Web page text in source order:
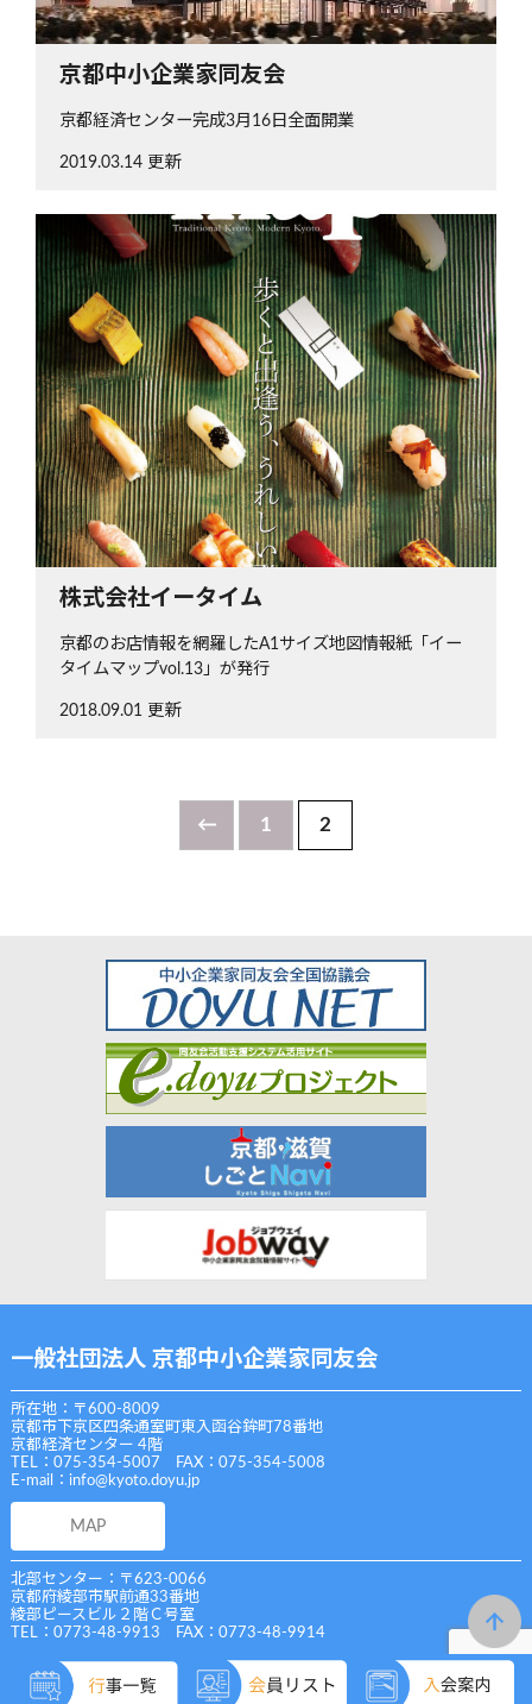
京都中小企業家同友会
京都経済センター完成3月16日全面開業
2019.03.14 更新
株式会社イータイム
京都のお店情報を網羅したA1サイズ地図情報紙「イー
タイムマップvol.13」が発行
2018.09.01 更新
← 1 2
一般社団法人 京都中小企業家同友会
所在地：〒600-8009
京都市下京区四条通室町東入函谷鉾町78番地
京都経済センター 4階
TEL：075-354-5007 FAX：075-354-5008
E-mail： info@kyoto.doyu.jp
MAP
北部センター：〒623-0066
京都府綾部市駅前通33番地
綾部ピースビル２階Ｃ号室
TEL：0773-48-9913 FAX：0773-48-9914
Copyright (C) 一般社団法人 京都中小企業家同友会 All Rights Reserved.